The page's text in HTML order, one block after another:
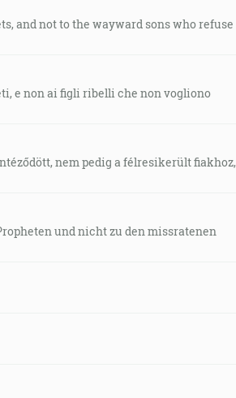
and not to the wayward sons who refuse
e non ai figli ribelli che non vogliono
nem pedig a félresikerült fiakhoz,
und nicht zu den missratenen